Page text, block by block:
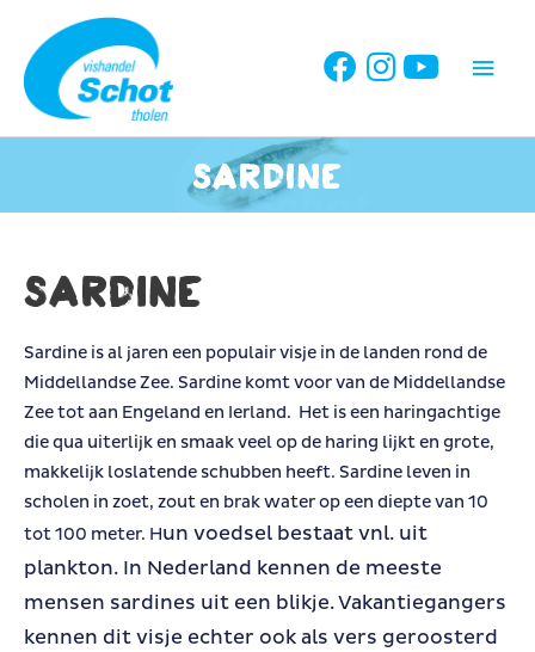
inhoud
Sardine
Sardine
Sardine is al jaren een populair visje in de landen rond de
Middellandse Zee. Sardine komt voor van de Middellandse
Zee tot aan Engeland en Ierland. Het is een haringachtige
die qua uiterlijk en smaak veel op de haring lijkt en grote,
makkelijk loslatende schubben heeft. Sardine leven in
scholen in zoet, zout en brak water op een diepte van 10
tot 100 meter. Hun voedsel bestaat vnl. uit
plankton. In Nederland kennen de meeste
mensen sardines uit een blikje. Vakantiegangers
kennen dit visje echter ook als vers geroosterd